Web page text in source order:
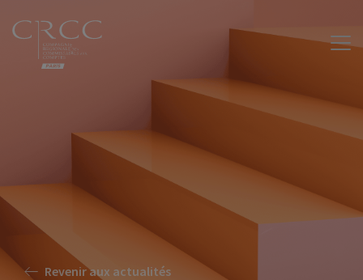
Revenir aux actualités